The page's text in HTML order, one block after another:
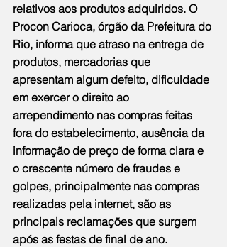
relativos aos produtos adquiridos. O
Procon Carioca, órgão da Prefeitura do
Rio, informa que atraso na entrega de
produtos, mercadorias que
apresentam algum defeito, dificuldade
em exercer o direito ao
arrependimento nas compras feitas
fora do estabelecimento, ausência da
informação de preço de forma clara e
o crescente número de fraudes e
golpes, principalmente nas compras
realizadas pela internet, são as
principais reclamações que surgem
após as festas de final de ano.